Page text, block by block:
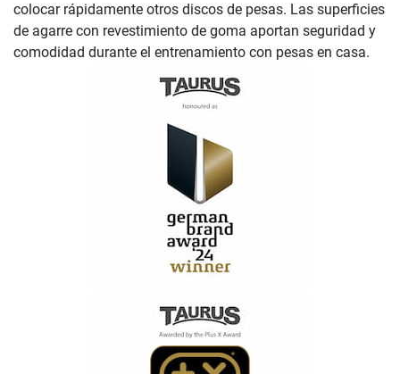
colocar rápidamente otros discos de pesas. Las superficies
de agarre con revestimiento de goma aportan seguridad y
comodidad durante el entrenamiento con pesas en casa.